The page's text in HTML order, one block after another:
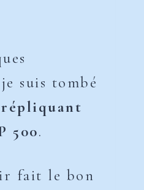
suis tombé
500.
fait le bon